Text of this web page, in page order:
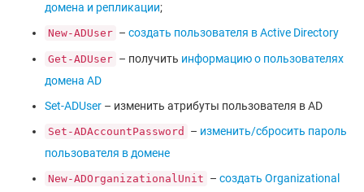
домена и репликации;
New-ADUser – создать пользователя в Active Directory
Get-ADUser – получить информацию о пользователях
домена AD
Set-ADUser – изменить атрибуты пользователя в AD
Set-ADAccountPassword – изменить/сбросить пароль
пользователя в домене
New-ADOrganizationalUnit – создать Organizational